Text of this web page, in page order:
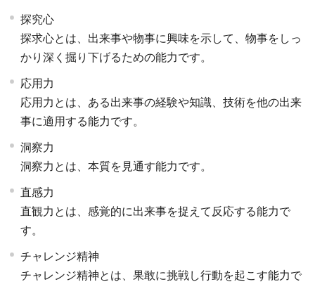
探究心
探求心とは、出来事や物事に興味を示して、物事をしっ
かり深く掘り下げるための能力です。
応用力
応用力とは、ある出来事の経験や知識、技術を他の出来
事に適用する能力です。
洞察力
洞察力とは、本質を見通す能力です。
直感力
直観力とは、感覚的に出来事を捉えて反応する能力で
す。
チャレンジ精神
チャレンジ精神とは、果敢に挑戦し行動を起こす能力で